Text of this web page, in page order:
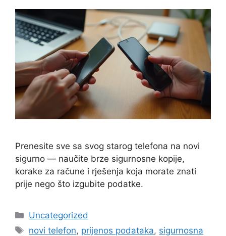
Prenesite sve sa svog starog telefona na novi
sigurno — naučite brze sigurnosne kopije,
korake za račune i rješenja koja morate znati
prije nego što izgubite podatke.
Kategorije
Uncategorized
Oznake
novi telefon, prijenos podataka, sigurnosna